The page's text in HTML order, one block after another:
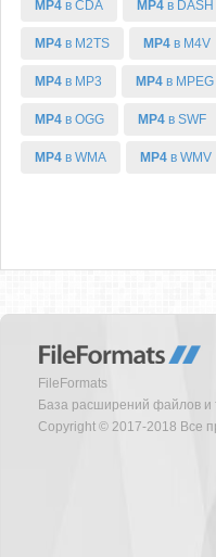
MP4 в CDA MP4 в DASH
MP4 в M2TS MP4 в M4V
MP4 в MP3 MP4 в MPEG
MP4 в OGG MP4 в SWF
MP4 в WMA MP4 в WMV
FileFormats
База расширений файлов и
Copyright © 2017-2018 Все